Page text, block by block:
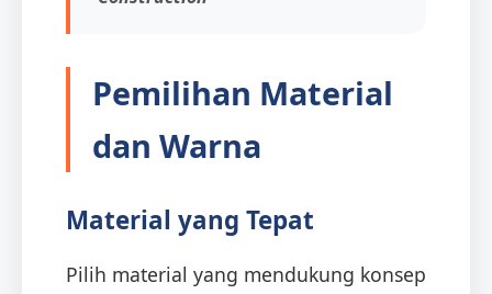
Pemilihan Material
dan Warna
Material yang Tepat
Pilih material yang mendukung konsep